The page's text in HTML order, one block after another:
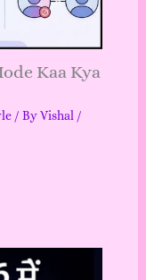
Kaa Kya
/ ByVishal /